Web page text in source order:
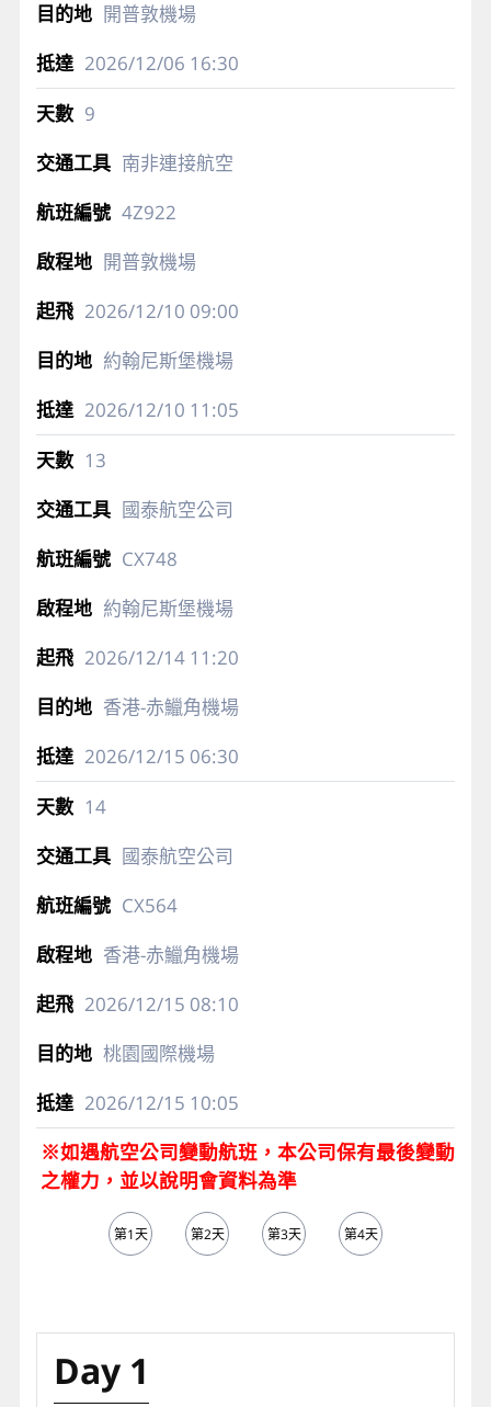
開普敦機場
2026/12/06 16:30
9
南非連接航空
4Z922
開普敦機場
2026/12/10 09:00
約翰尼斯堡機場
2026/12/10 11:05
13
國泰航空公司
CX748
約翰尼斯堡機場
2026/12/1411:20
香港-赤鱲角機場
2026/12/15 06:30
14
國泰航空公司
CX564
香港-赤鱲角機場
2026/12/15 08:10
桃園國際機場
2026/12/15 10:05
※如遇航空公司變動航班，本公司保有最後變動
之權力，並以說明會資料為準
第1天 第2天 第3天 第4天
Day 1